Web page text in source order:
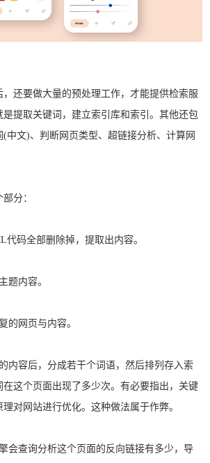
还要做大量的预处理工作，才能提供检索服
提取关键词，建立索引库和索引。其他还包
中文)、判断网页类型、超链接分析、计算网
分：
代码全部删除掉，提取出内容。
题内容。
的网页与内容。
内容后，分成若干个词语，然后排列存入索
在这个页面出现了多少次。有必要指出，关键
对网站进行优化。这种做法属于作弊。
会查询分析这个页面的反向链接有多少，导